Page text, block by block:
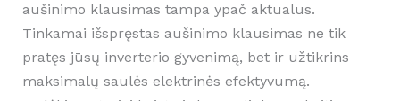
aušinimo klausimas tampa ypač aktualus.
Tinkamai išspręstas aušinimo klausimas ne tik
pratęs jūsų inverterio gyvenimą, bet ir užtikrins
maksimalų saulės elektrinės efektyvumą.